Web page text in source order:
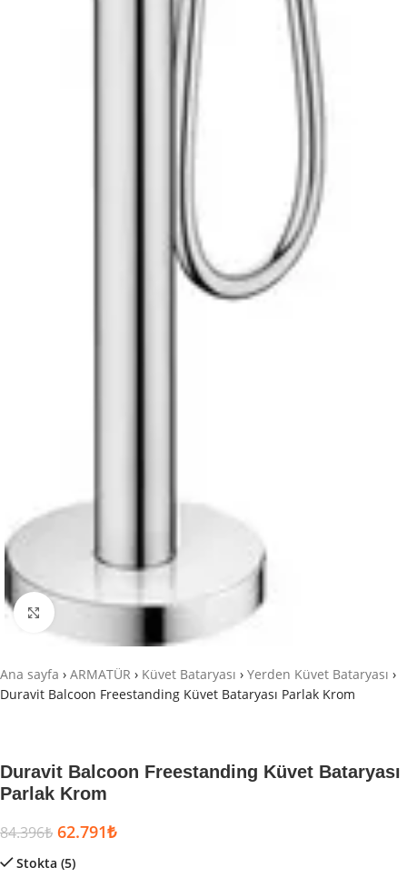
Büyütmek için tıklayın
Ana sayfa › ARMATÜR › Küvet Bataryası › Yerden Küvet Bataryası ›
Duravit Balcoon Freestanding Küvet Bataryası Parlak Krom
Duravit Balcoon Freestanding Küvet Bataryası
Parlak Krom
84.396₺ 62.791₺
Stokta (5)